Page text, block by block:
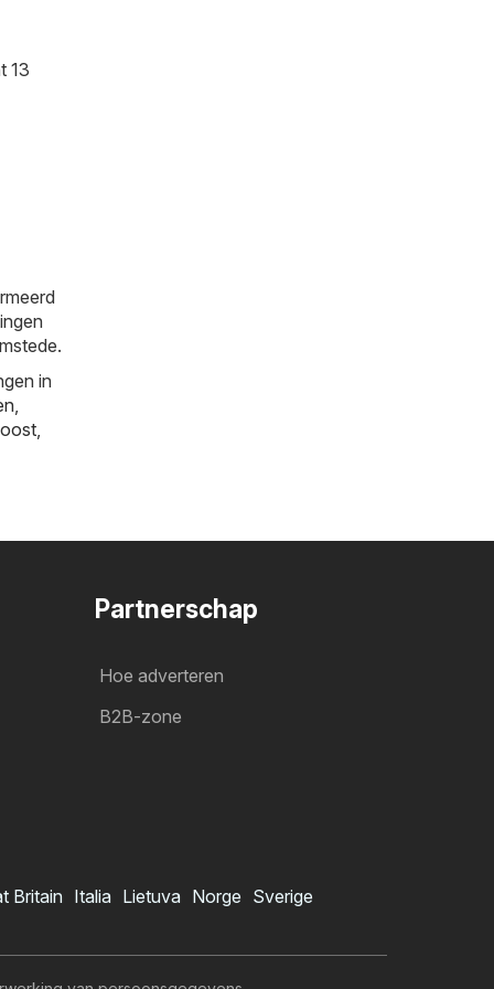
13
in
,
,
Partnerschap
Hoe adverteren
B2B-zone
Britain Italia Lietuva Norge Sverige